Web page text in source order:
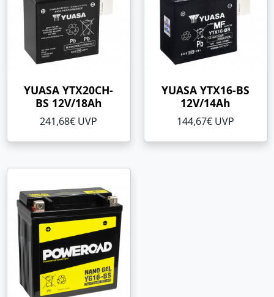
YUASA YTX20CH-
BS 12V/18Ah
241,68€ UVP
YUASA YTX16-BS
12V/14Ah
144,67€ UVP